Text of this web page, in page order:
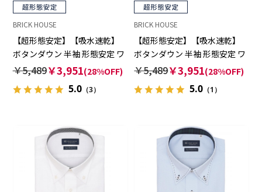
BRICK HOUSE
【超形態安定】【吸水速乾】
ボタンダウン 半袖 形態安定 ワ
イシャツ
￥5,489￥3,951(28%OFF)
5.0（3）
BRICK HOUSE
【超形態安定】【吸水速乾】
ボタンダウン 半袖 形態安定 ワ
イシャツ
￥5,489￥3,951(28%OFF)
5.0 （1）